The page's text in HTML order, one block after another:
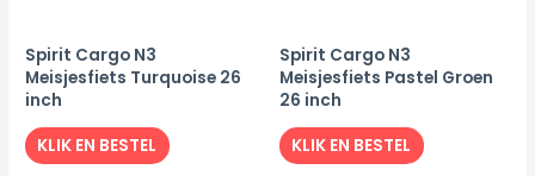
Spirit Cargo N3
Meisjesfiets Turquoise 26
inch
KLIK EN BESTEL
Spirit Cargo N3
Meisjesfiets Pastel Groen
26 inch
KLIK EN BESTEL